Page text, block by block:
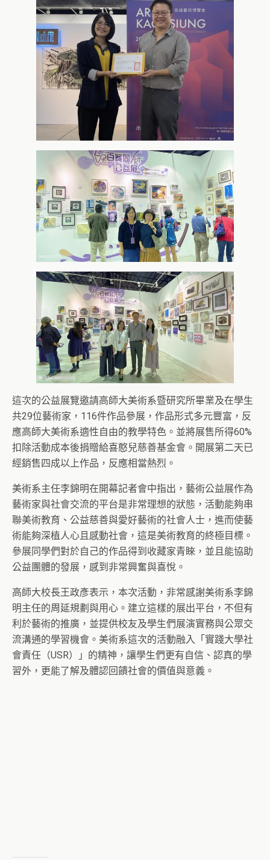
這次的公益展覽邀請高師大美術系暨研究所畢業及在學生
共29位藝術家，116件作品參展，作品形式多元豐富，反
應高師大美術系適性自由的教學特色。並將展售所得60%
扣除活動成本後捐贈給喜憨兒慈善基金會。開展第二天已
經銷售四成以上作品，反應相當熱烈。
美術系主任李錦明在開幕記者會中指出，藝術公益展作為
藝術家與社會交流的平台是非常理想的狀態，活動能夠串
聯美術教育、公益慈善與愛好藝術的社會人士，進而使藝
術能夠深植人心且感動社會，這是美術教育的終極目標。
參展同學們對於自己的作品得到收藏家青睞，並且能協助
公益團體的發展，感到非常興奮與喜悅。
高師大校長王政彥表示，本次活動，非常感謝美術系李錦
明主任的周延規劃與用心。建立這樣的展出平台，不但有
利於藝術的推廣，並提供校友及學生們展演實務與公眾交
流溝通的學習機會。美術系這次的活動融入「實踐大學社
會責任（USR）」的精神，讓學生們更有自信、認真的學
習外，更能了解及體認回饋社會的價值與意義。